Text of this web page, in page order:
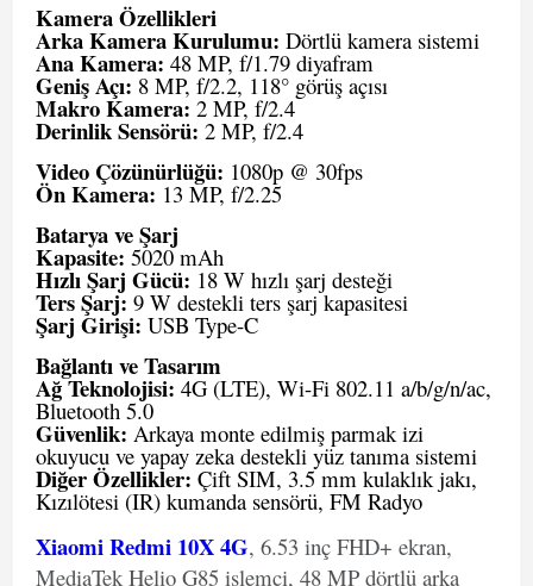
Kamera Özellikleri
Arka Kamera Kurulumu: Dörtlü kamera sistemi
Ana Kamera: 48 MP, f/1.79 diyafram
Geniş Açı: 8 MP, f/2.2, 118° görüş açısı
Makro Kamera: 2 MP, f/2.4
Derinlik Sensörü: 2 MP, f/2.4
Video Çözünürlüğü: 1080p @ 30fps
Ön Kamera: 13 MP, f/2.25
Batarya ve Şarj
Kapasite: 5020 mAh
Hızlı Şarj Gücü: 18 W hızlı şarj desteği
Ters Şarj: 9 W destekli ters şarj kapasitesi
Şarj Girişi: USB Type-C
Bağlantı ve Tasarım
Ağ Teknolojisi: 4G (LTE), Wi-Fi 802.11 a/b/g/n/ac,
Bluetooth 5.0
Güvenlik: Arkaya monte edilmiş parmak izi
okuyucu ve yapay zeka destekli yüz tanıma sistemi
Diğer Özellikler: Çift SIM, 3.5 mm kulaklık jakı,
Kızılötesi (IR) kumanda sensörü, FM Radyo
Xiaomi Redmi 10X 4G, 6.53 inç FHD+ ekran,
MediaTek Helio G85 işlemci, 48 MP dörtlü arka